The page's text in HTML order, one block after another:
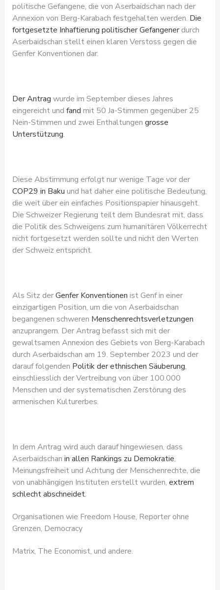
politische Gefangene, die von Aserbaidschan nach der
Annexion von Berg-Karabach festgehalten werden. Die
fortgesetzte Inhaftierung politischer Gefangenerdurch
Aserbaidschan stellt einen klaren Verstoss gegen die
Genfer Konventionen dar.
Der Antrag wurde im September dieses Jahres
eingereicht und fand mit 50 Ja-Stimmen gegenüber 25
Nein-Stimmen und zwei Enthaltungen grosse
Unterstützung.
Diese Abstimmung erfolgt nur wenige Tage vor der
COP29 in Baku und hat daher eine politische Bedeutung,
die weit über ein einfaches Positionspapier hinausgeht.
Die Schweizer Regierung teilt dem Bundesrat mit, dass
die Politik des Schweigens zum humanitären Völkerrecht
nicht fortgesetzt werden sollte und nicht den Werten
der Schweiz entspricht.
Als Sitz derGenfer Konventionen ist Genf in einer
einzigartigen Position, um die von Aserbaidschan
begangenen schweren Menschenrechtsverletzungen
anzuprangern. Der Antrag befasst sich mit der
gewaltsamen Annexion des Gebiets von Berg-Karabach
durch Aserbaidschan am 19. September 2023 und der
darauf folgenden Politik der ethnischen Säuberung,
einschliesslich der Vertreibung von über 100.000
Menschen und der systematischen Zerstörung des
armenischen Kulturerbes.
In dem Antrag wird auch darauf hingewiesen, dass
Aserbaidschan in allen Rankings zu Demokratie,
Meinungsfreiheit und Achtung der Menschenrechte, die
von unabhängigen Instituten erstellt wurden, extrem
schlecht abschneidet.
Organisationen wie Freedom House, Reporter ohne
Grenzen, Democracy
Matrix, The Economist, und andere.